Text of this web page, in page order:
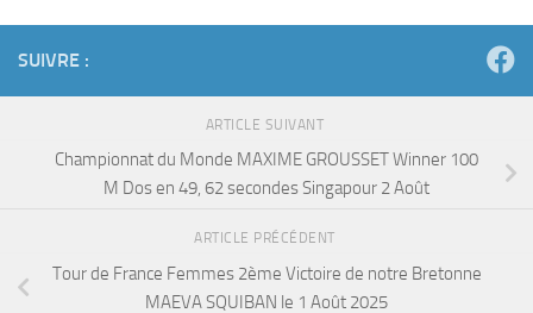
SUIVRE :
ARTICLE SUIVANT
Championnat du Monde MAXIME GROUSSET Winner 100
M Dos en 49, 62 secondes Singapour 2 Août
ARTICLE PRÉCÉDENT
Tour de France Femmes 2ème Victoire de notre Bretonne
MAEVA SQUIBAN le 1 Août 2025